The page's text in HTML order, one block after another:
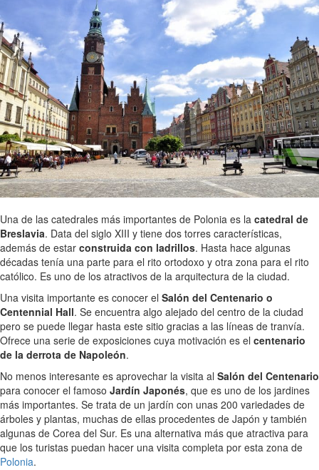
Una de las catedrales más importantes de Polonia es la catedral de
Breslavia. Data del siglo XIII y tiene dos torres características,
además de estar construida con ladrillos. Hasta hace algunas
décadas tenía una parte para el rito ortodoxo y otra zona para el rito
católico. Es uno de los atractivos de la arquitectura de la ciudad.
Una visita importante es conocer el Salón del Centenario o
Centennial Hall. Se encuentra algo alejado del centro de la ciudad
pero se puede llegar hasta este sitio gracias a las líneas de tranvía.
Ofrece una serie de exposiciones cuya motivación es el centenario
de la derrota de Napoleón.
No menos interesante es aprovechar la visita al Salón del Centenario
para conocer el famoso Jardín Japonés, que es uno de los jardines
más importantes. Se trata de un jardín con unas 200 variedades de
árboles y plantas, muchas de ellas procedentes de Japón y también
algunas de Corea del Sur. Es una alternativa más que atractiva para
que los turistas puedan hacer una visita completa por esta zona de
Polonia.